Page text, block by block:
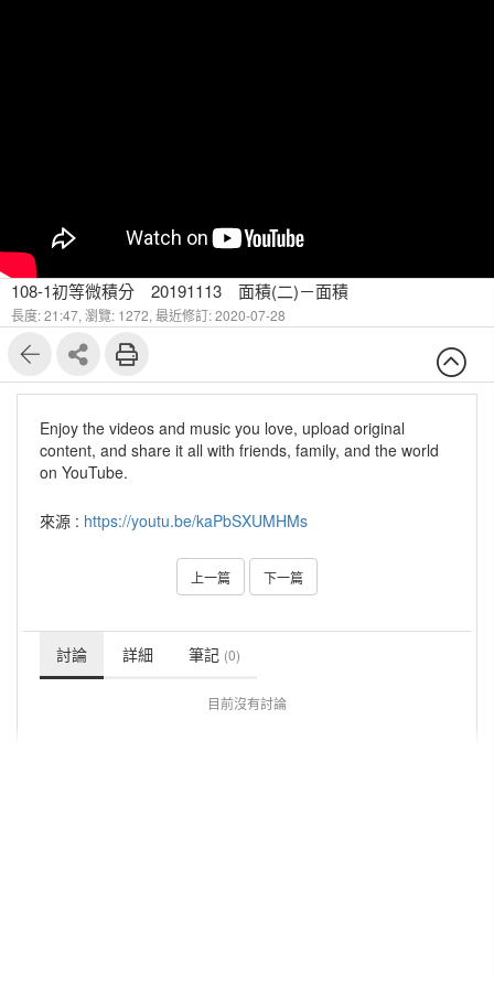
108-1初等微積分 20191113 面積(二)－面積
長度: 21:47, 瀏覽: 1272, 最近修訂: 2020-07-28
Enjoy the videos and music you love, upload original
content, and share it all with friends, family, and the world
on YouTube.
來源 : https://youtu.be/kaPbSXUMHMs
上一篇 下一篇
討論 詳細 筆記 (0)
目前沒有討論